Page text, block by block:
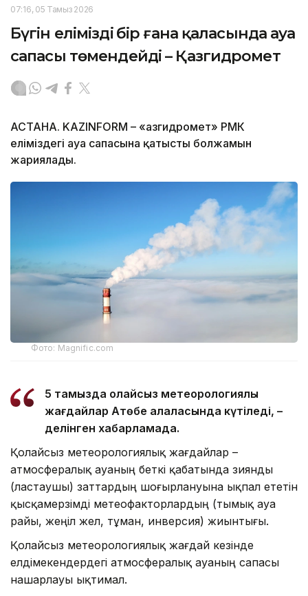
07:16, 05 Тамыз 2026
Бүгін еліміздің бір ғана қаласында ауа
сапасы төмендейді – Қазгидромет
АСТАНА. KAZINFORM – «Қазгидромет» РМК
еліміздегі ауа сапасына қатысты болжамын
жариялады.
Фото: Magnific.com
5 тамызда қолайсыз метеорологиялық
жағдайлар Ақтөбе қалаласында күтіледі, –
делінген хабарламада.
Қолайсыз метеорологиялық жағдайлар –
атмосфералық ауаның беткі қабатында зиянды
(ластаушы) заттардың шоғырлануына ықпал ететін
қысқамерзімді метеофакторлардың (тымық ауа
райы, жеңіл жел, тұман, инверсия) жиынтығы.
Қолайсыз метеорологиялық жағдай кезінде
елдімекендердегі атмосфералық ауаның сапасы
нашарлауы ықтимал.